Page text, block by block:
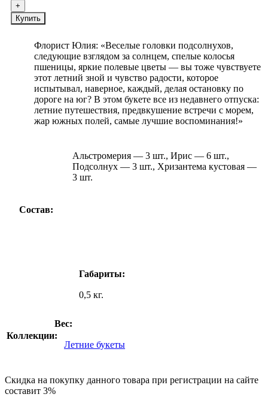
Купить
Флорист Юлия: «Веселые головки подсолнухов,
следующие взглядом за солнцем, спелые колосья
пшеницы, яркие полевые цветы — вы тоже чувствуете
этот летний зной и чувство радости, которое
испытывал, наверное, каждый, делая остановку по
дороге на юг? В этом букете все из недавнего отпуска:
летние путешествия, предвкушение встречи с морем,
жар южных полей, самые лучшие воспоминания!»
Состав:
Альстромерия — 3 шт., Ирис — 6 шт.,
Подсолнух — 3 шт., Хризантема кустовая —
3 шт.
Габариты:
Вес:
0,5 кг.
Коллекции:
Летние букеты
Скидка на покупку данного товара при регистрации на сайте
составит 3%